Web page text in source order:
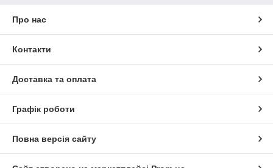
Про нас
Контакти
Доставка та оплата
Графік роботи
Повна версія сайту